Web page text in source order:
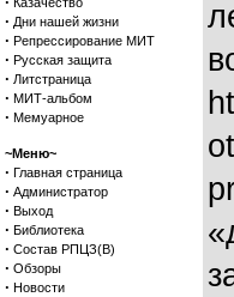
· Дни нашей жизни
· Репрессирование МИТ
· Русская защита
· Литстраница
· МИТ-альбом
· Мемуарное
~Меню~
· Главная страница
· Администратор
· Выход
· Библиотека
· Состав РПЦЗ(В)
· Обзоры
· Новости